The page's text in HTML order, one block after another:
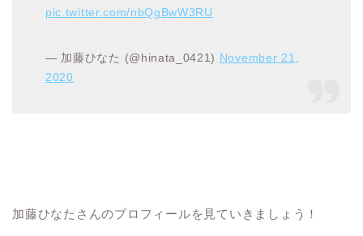
pic.twitter.com/nbQgBwW3RU
— 加藤ひなた (@hinata_0421) November 21,
2020
加藤ひなたさんのプロフィールを見ていきましょう！